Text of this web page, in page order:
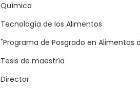
Química
Tecnología de los Alimentos
"Programa de Posgrado en Alimentos
Tesis de maestría
Director